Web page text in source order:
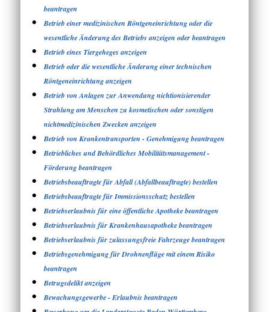
beantragen
Betrieb einer medizinischen Röntgeneinrichtung oder die
wesentliche Änderung des Betriebs anzeigen oder beantragen
Betrieb eines Tiergeheges anzeigen
Betrieb oder die wesentliche Änderung einer technischen
Röntgeneinrichtung anzeigen
Betrieb von Anlagen zur Anwendung nichtionisierender
Strahlung am Menschen zu kosmetischen oder sonstigen
nichtmedizinischen Zwecken anzeigen
Betrieb von Krankentransporten - Genehmigung beantragen
Betriebliches und Behördliches Mobilitätsmanagement -
Förderung beantragen
Betriebsbeauftragte für Abfall (Abfallbeauftragte) bestellen
Betriebsbeauftragte für Immissionsschutz bestellen
Betriebserlaubnis für eine öffentliche Apotheke beantragen
Betriebserlaubnis für Krankenhausapotheke beantragen
Betriebserlaubnis für zulassungsfreie Fahrzeuge beantragen
Betriebsgenehmigung für Drohnenflüge mit einem Risiko
beantragen
Betrugsdelikt anzeigen
Bewachungsgewerbe - Erlaubnis beantragen